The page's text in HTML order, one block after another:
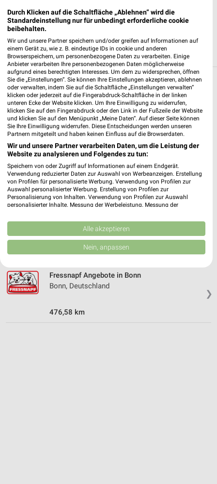
JETZT LADEN UND SPAREN!
Weitere Fressnapf Geschäfte mit Angeboten
in und um Bad Neuenahr-Ahrweiler
5 Geschäfte und Orte
Fressnapf Angebote in Bad Honnef
Bad Honnef, Deutschland
475,54 km
Fressnapf Angebote in Rheinbach
Rheinbach, Deutschland
492,39 km
❯
Fressnapf Angebote in Bonn
Bonn, Deutschland
476,58 km
Durch Klicken auf die Schaltfläche „Ablehnen“ wird die
Standardeinstellung nur für unbedingt erforderliche cookie
beibehalten.
Wir und unsere Partner speichern und/oder greifen auf Informationen auf
einem Gerät zu, wie z. B. eindeutige IDs in cookie und anderen
Browserspeichern, um personenbezogene Daten zu verarbeiten. Einige
Anbieter verarbeiten Ihre personenbezogenen Daten möglicherweise
aufgrund eines berechtigten Interesses. Um dem zu widersprechen, öffnen
Sie die „Einstellungen“. Sie können Ihre Einstellungen akzeptieren, ablehnen
oder verwalten, indem Sie auf die Schaltfläche „Einstellungen verwalten“
klicken oder jederzeit auf die Fingerabdruck-Schaltfläche in der linken
unteren Ecke der Website klicken. Um Ihre Einwilligung zu widerrufen,
klicken Sie auf den Fingerabdruck oder den Link in der Fußzeile der Website
und klicken Sie auf den Menüpunkt „Meine Daten“. Auf dieser Seite können
Sie Ihre Einwilligung widerrufen. Diese Entscheidungen werden unseren
Partnern mitgeteilt und haben keinen Einfluss auf die Browserdaten.
Wir und unsere Partner verarbeiten Daten, um die Leistung der
Website zu analysieren und Folgendes zu tun:
Speichern von oder Zugriff auf Informationen auf einem Endgerät.
Verwendung reduzierter Daten zur Auswahl von Werbeanzeigen. Erstellung
von Profilen für personalisierte Werbung. Verwendung von Profilen zur
Auswahl personalisierter Werbung. Erstellung von Profilen zur
Personalisierung von Inhalten. Verwendung von Profilen zur Auswahl
personalisierter Inhalte. Messung der Werbeleistung. Messung der
Kombinationen von Daten aus verschiedenen Quellen. Entwicklung und
Verbesserung der Angebote. Verwendung reduzierter Daten zur Auswahl
von Inhalten.
Daten können außerhalb der Europäischen Union weitergegeben und in die
Website/App.
Partnerliste anzeigen (1 IAB-Anbieter)
Wir nutzen Ihre Daten für folgende Zwecke:
Alle akzeptieren
Nein, anpassen